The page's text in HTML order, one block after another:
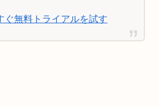
無料トライアルを試す